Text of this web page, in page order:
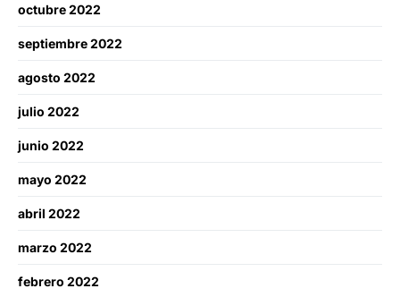
octubre 2022
septiembre 2022
agosto 2022
julio 2022
junio 2022
mayo 2022
abril 2022
marzo 2022
febrero 2022